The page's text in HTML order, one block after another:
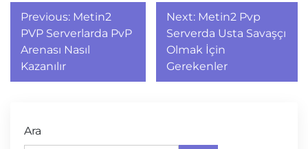
Yazı
gezinmesi
Previous: Metin2
PVP Serverlarda PvP
Arenası Nasıl
Kazanılır
Next: Metin2 Pvp
Serverda Usta Savaşçı
Olmak İçin
Gerekenler
Ara